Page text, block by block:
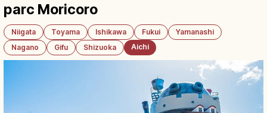
parc Moricoro
Niigata Toyama Ishikawa Fukui
Yamanashi
Nagano
Gifu Shizuoka Aichi